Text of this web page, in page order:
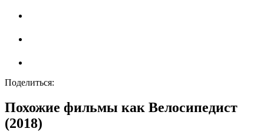
Поделиться:
Похожие фильмы как Велосипедист
(2018)